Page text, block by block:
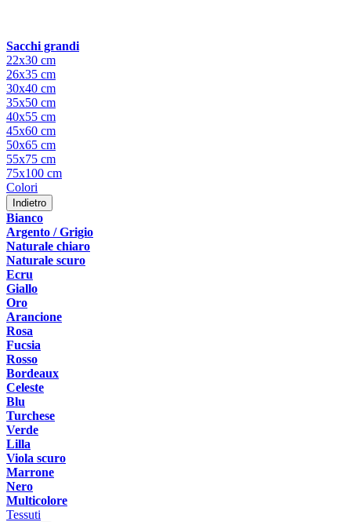
Sacchi grandi
22x30 cm
26x35 cm
30x40 cm
35x50 cm
40x55 cm
45x60 cm
50x65 cm
55x75 cm
75x100 cm
Colori
Indietro
Bianco
Argento / Grigio
Naturale chiaro
Naturale scuro
Ecru
Giallo
Oro
Arancione
Rosa
Fucsia
Rosso
Bordeaux
Celeste
Blu
Turchese
Verde
Lilla
Viola scuro
Marrone
Nero
Multicolore
Tessuti